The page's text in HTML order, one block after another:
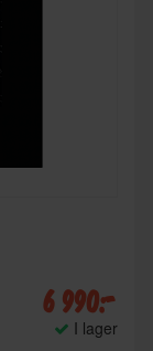
6 990:-
I lager